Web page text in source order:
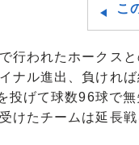
こ
行われたホークス
ナル進出、負けれ
投げて球数96球で
けたチームは延長